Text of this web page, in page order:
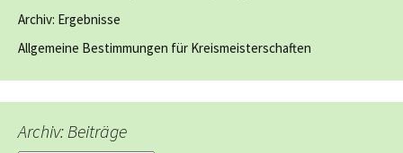
Archiv: Ergebnisse
Allgemeine Bestimmungen für Kreismeisterschaften
Archiv: Beiträge